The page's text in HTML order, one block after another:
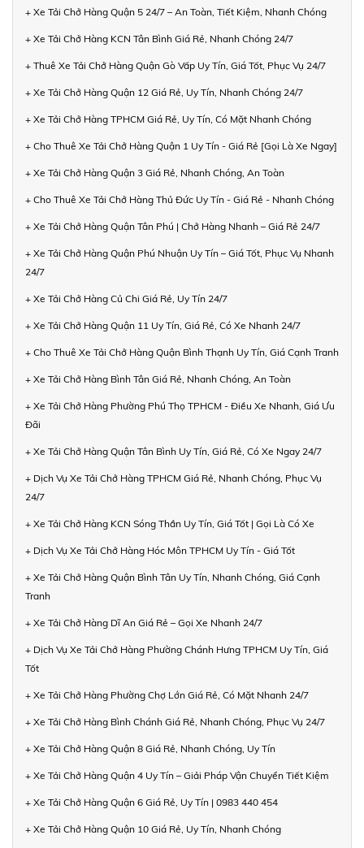
+ Xe Tải Chở Hàng Quận 5 24/7 – An Toàn, Tiết Kiệm, Nhanh Chóng
+ Xe Tải Chở Hàng KCN Tân Bình Giá Rẻ, Nhanh Chóng 24/7
+ Thuê Xe Tải Chở Hàng Quận Gò Vấp Uy Tín, Giá Tốt, Phục Vụ 24/7
+ Xe Tải Chở Hàng Quận 12 Giá Rẻ, Uy Tín, Nhanh Chóng 24/7
+ Xe Tải Chở Hàng TPHCM Giá Rẻ, Uy Tín, Có Mặt Nhanh Chóng
+ Cho Thuê Xe Tải Chở Hàng Quận 1 Uy Tín - Giá Rẻ [Gọi Là Xe Ngay]
+ Xe Tải Chở Hàng Quận 3 Giá Rẻ, Nhanh Chóng, An Toàn
+ Cho Thuê Xe Tải Chở Hàng Thủ Đức Uy Tín - Giá Rẻ - Nhanh Chóng
+ Xe Tải Chở Hàng Quận Tân Phú | Chở Hàng Nhanh – Giá Rẻ 24/7
+ Xe Tải Chở Hàng Quận Phú Nhuận Uy Tín – Giá Tốt, Phục Vụ Nhanh
24/7
+ Xe Tải Chở Hàng Củ Chi Giá Rẻ, Uy Tín 24/7
+ Xe Tải Chở Hàng Quận 11 Uy Tín, Giá Rẻ, Có Xe Nhanh 24/7
+ Cho Thuê Xe Tải Chở Hàng Quận Bình Thạnh Uy Tín, Giá Cạnh Tranh
+ Xe Tải Chở Hàng Bình Tân Giá Rẻ, Nhanh Chóng, An Toàn
+ Xe Tải Chở Hàng Phường Phú Thọ TPHCM - Điều Xe Nhanh, Giá Ưu
Đãi
+ Xe Tải Chở Hàng Quận Tân Bình Uy Tín, Giá Rẻ, Có Xe Ngay 24/7
+ Dịch Vụ Xe Tải Chở Hàng TPHCM Giá Rẻ, Nhanh Chóng, Phục Vụ
24/7
+ Xe Tải Chở Hàng KCN Sóng Thần Uy Tín, Giá Tốt | Gọi Là Có Xe
+ Dịch Vụ Xe Tải Chở Hàng Hóc Môn TPHCM Uy Tín - Giá Tốt
+ Xe Tải Chở Hàng Quận Bình Tân Uy Tín, Nhanh Chóng, Giá Cạnh
Tranh
+ Xe Tải Chở Hàng Dĩ An Giá Rẻ – Gọi Xe Nhanh 24/7
+ Dịch Vụ Xe Tải Chở Hàng Phường Chánh Hưng TPHCM Uy Tín, Giá
Tốt
+ Xe Tải Chở Hàng Phường Chợ Lớn Giá Rẻ, Có Mặt Nhanh 24/7
+ Xe Tải Chở Hàng Bình Chánh Giá Rẻ, Nhanh Chóng, Phục Vụ 24/7
+ Xe Tải Chở Hàng Quận 8 Giá Rẻ, Nhanh Chóng, Uy Tín
+ Xe Tải Chở Hàng Quận 4 Uy Tín – Giải Pháp Vận Chuyển Tiết Kiệm
+ Xe Tải Chở Hàng Quận 6 Giá Rẻ, Uy Tín | 0983 440 454
+ Xe Tải Chở Hàng Quận 10 Giá Rẻ, Uy Tín, Nhanh Chóng